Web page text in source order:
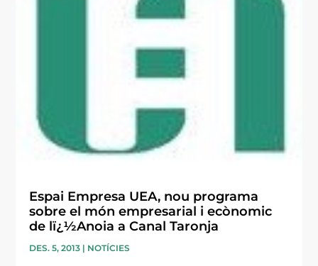
Espai Empresa UEA, nou programa
sobre el món empresarial i ecònomic
de lï¿½Anoia a Canal Taronja
DES. 5, 2013 | NOTÍCIES